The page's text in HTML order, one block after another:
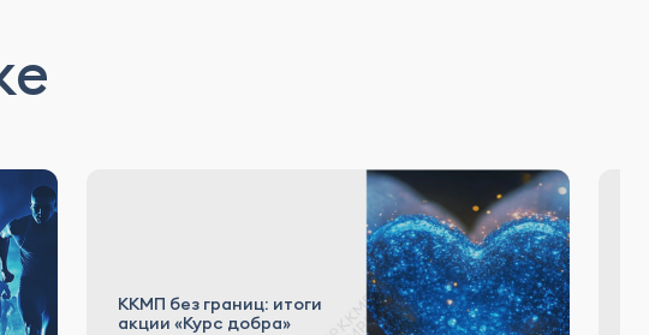
ККМП без границ: итоги
акции «Курс добра»